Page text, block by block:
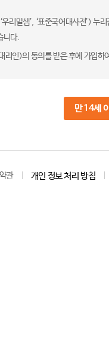
리말샘’, ‘표준국어대사전’) 누
니다.
리인)의 동의를 받은 후에 가입하
만 14세
관 개인 정보 처리 방침